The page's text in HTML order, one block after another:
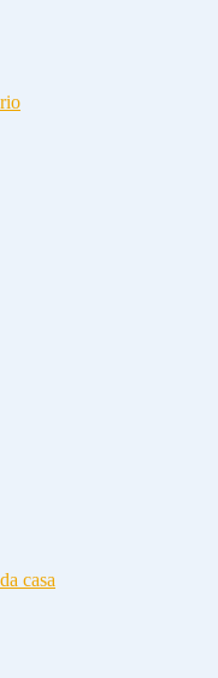
casa